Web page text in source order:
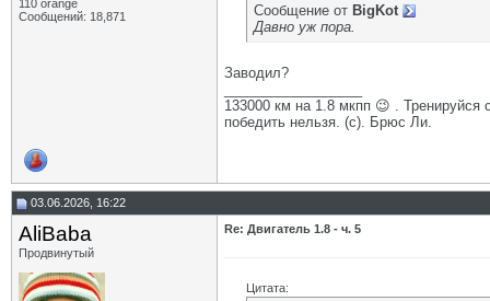
110 orange
Сообщений: 18,871
Сообщение от BigKot
Давно уж пора.
Заводил?
133000 км на 1.8 мкпп 😉 .
победить нельзя. (с). Брюс Ли.
03.06.2026, 16:22
AliBaba
Продвинутый
Re: Двигатель 1.8 - ч. 5
Цитата: